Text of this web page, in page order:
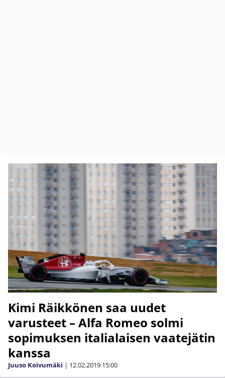
Kimi Räikkönen saa uudet
varusteet – Alfa Romeo solmi
sopimuksen italialaisen vaatejätin
kanssa
Juuso Koivumäki | 12.02.2019 15:00